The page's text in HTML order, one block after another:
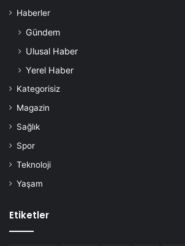
Haberler
Gündem
Ulusal Haber
Yerel Haber
Kategorisiz
Magazin
Sağlık
Spor
Teknoloji
Yaşam
Etiketler